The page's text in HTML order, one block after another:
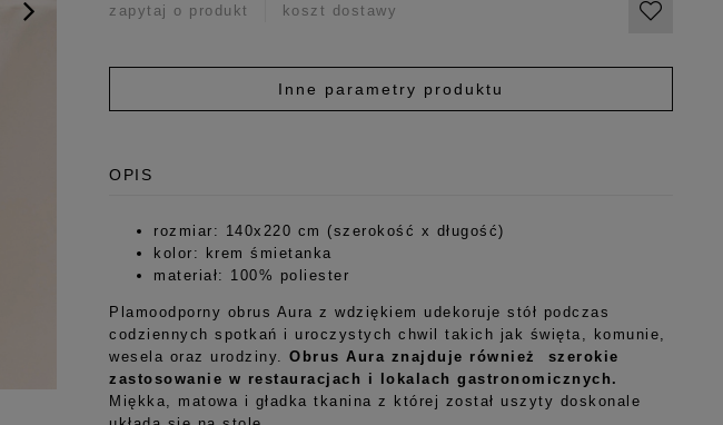
zapytaj o produkt koszt dostawy
Inne parametry produktu
OPIS
rozmiar: 140x220 cm (szerokość x długość)
kolor: krem śmietanka
materiał: 100% poliester
Plamoodporny obrus Aura z wdziękiem udekoruje stół podczas
codziennych spotkań i uroczystych chwil takich jak święta, komunie,
wesela oraz urodziny.Obrus Aura znajduje również szerokie
zastosowanie w restauracjach i lokalach gastronomicznych.
Miękka, matowa i gładka tkanina z której został uszyty doskonale